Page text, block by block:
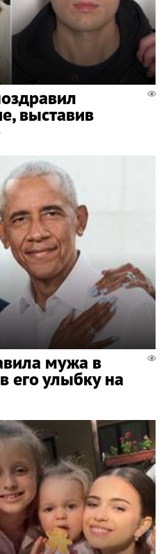
выставив
мужа в
его улыбку на